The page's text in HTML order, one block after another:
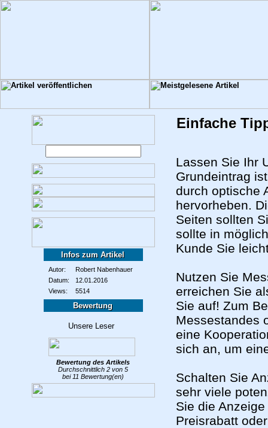
Infos zum Artikel
Autor:
Robert Nabenhauer
Datum:
12.01.2016
Views:
5514
Bewertung
Bewertung des Artikels
Durchschnittlich 2 von 5
bei 11 Bewertung(en)
Einfache
Lassen Sie Ihr
Grundeintrag
durch optische
hervorheben.
Seiten sollten
sollte in
Kunde Sie
Nutzen Sie
erreichen Sie
Sie auf! Zum
Messestandes
eine
sich an, um
Schalten Sie
sehr viele
Sie die
Preisrabatt